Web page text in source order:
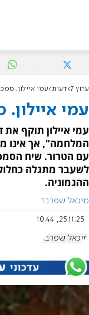
ערוץ 7 דעות עמי איילון.
עמי
עמי איילון תוקף את
המלחמה", אך אינו
עם הטרור. שיח
לשעבר מתגלה
ההגמוניה.
מיכאל שפרבר
25.11.25, 10:44
מיכאל שפרבר